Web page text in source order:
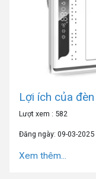
Lợi ích của
Lượt xem : 582
Đăng ngày: 09-03-2025
Xem thêm...